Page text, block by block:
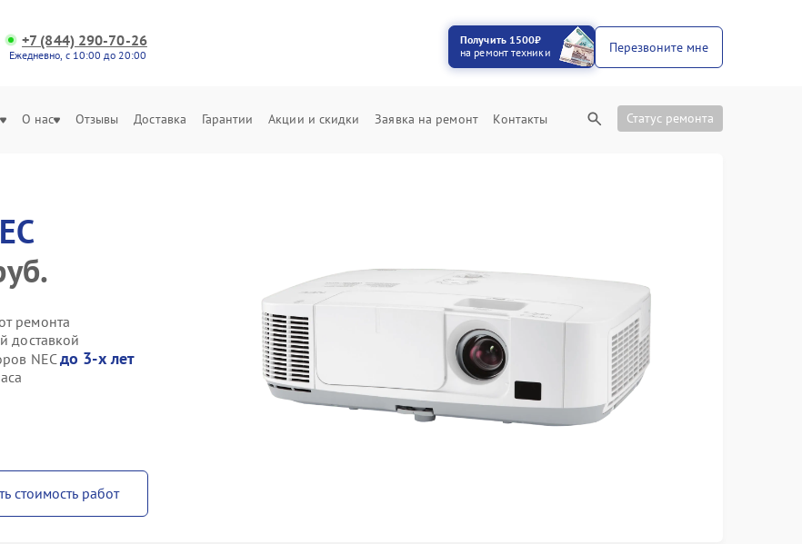
+7 (844) 290-70-26
Ежедневно, с 10:00 до 20:00
Получить 1500₽
на ремонт техники
Перезвоните мне
О нас Отзывы Доставка Гарантии Акции и скидки Заявка на ремонт Контакты Статус ремонта
ремонта
доставкой
NECдо 3-х лет
стоимость работ